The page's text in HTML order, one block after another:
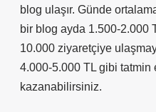
blog ulaşır. Günde
bir blog ayda 1.500-2.000
10.000 ziyaretçiye
4.000-5.000 TL gibi tatmin
kazanabilirsiniz.